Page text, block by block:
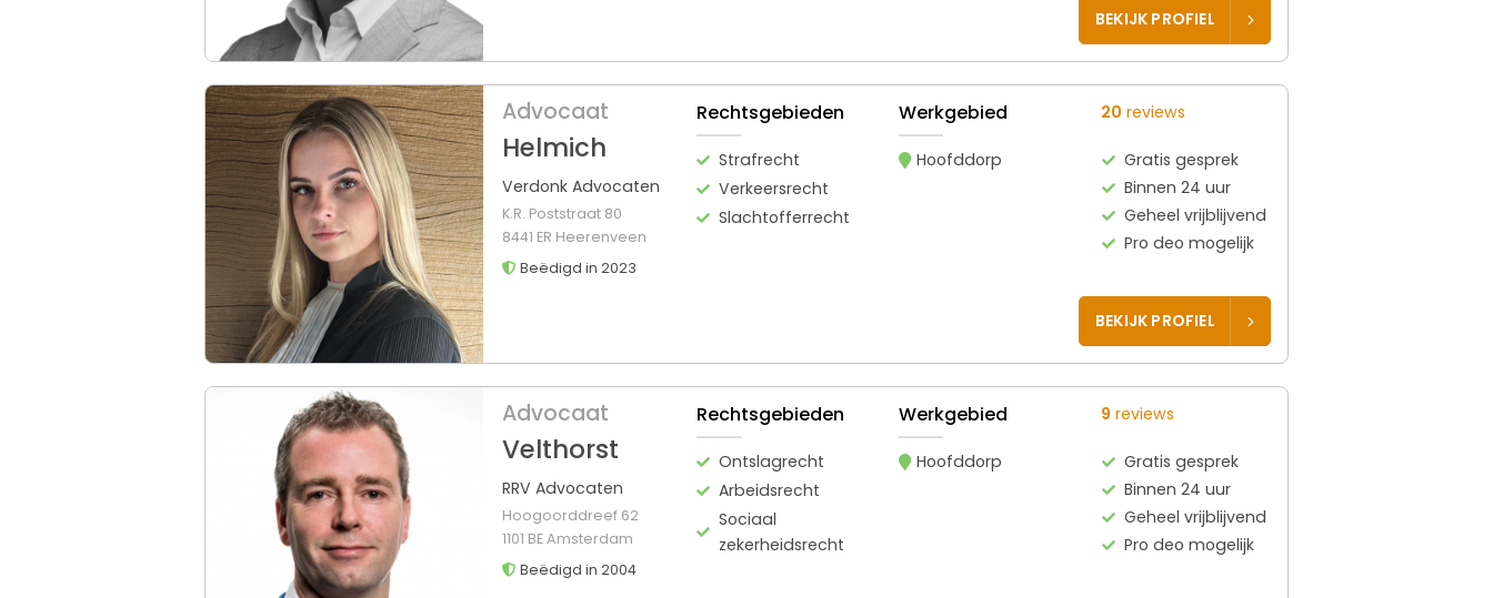
BEKIJK PROFIEL
Advocaat
Helmich
Verdonk Advocaten
K.R. Poststraat 80
8441 ER Heerenveen
Beëdigd in 2023
Rechtsgebieden
Strafrecht
Verkeersrecht
Slachtofferrecht
Werkgebied
Hoofddorp
20 reviews
Gratis gesprek
Binnen 24 uur
Geheel vrijblijvend
Pro deo mogelijk
BEKIJK PROFIEL
Advocaat
Velthorst
RRV Advocaten
Hoogoorddreef 62
1101 BE Amsterdam
Beëdigd in 2004
Rechtsgebieden
Ontslagrecht
Arbeidsrecht
Sociaal
zekerheidsrecht
Werkgebied
Hoofddorp
9 reviews
Gratis gesprek
Binnen 24 uur
Geheel vrijblijvend
Pro deo mogelijk